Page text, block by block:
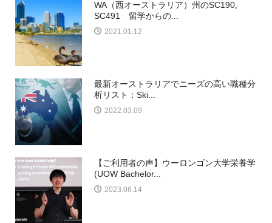
WA（西オーストラリア）州のSC190,
SC491 留学からの...
2021.01.12
最新オーストラリアでニーズの高い職種分
析リスト：Ski...
2022.03.09
【ご利用者の声】ウーロンゴン大学栄養学
(UOW Bachelor...
2023.06.14